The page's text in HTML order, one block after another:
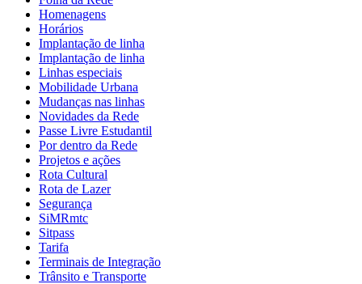
Homenagens
Horários
Implantação de linha
Implantação de linha
Linhas especiais
Mobilidade Urbana
Mudanças nas linhas
Novidades da Rede
Passe Livre Estudantil
Por dentro da Rede
Projetos e ações
Rota Cultural
Rota de Lazer
Segurança
SiMRmtc
Sitpass
Tarifa
Terminais de Integração
Trânsito e Transporte